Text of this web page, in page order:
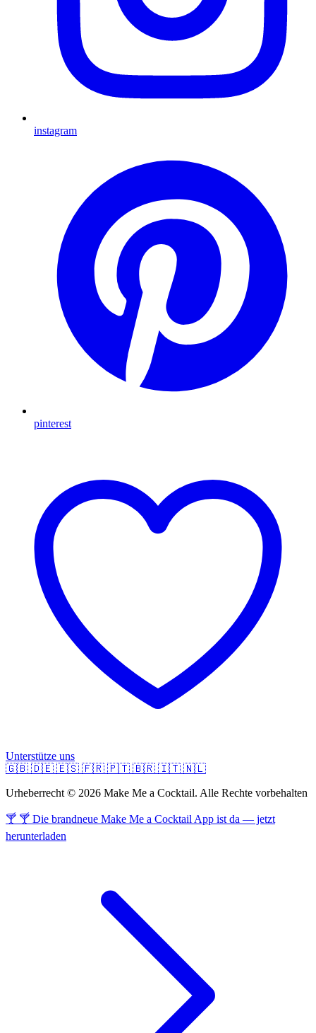
instagram
pinterest
Unterstütze uns
🇬🇧 🇩🇪 🇪🇸 🇫🇷 🇵🇹 🇧🇷 🇮🇹 🇳🇱
Urheberrecht © 2026 Make Me a Cocktail. Alle Rechte vorbehalten
🍸 🍸 Die brandneue Make Me a Cocktail App ist da — jetzt
herunterladen